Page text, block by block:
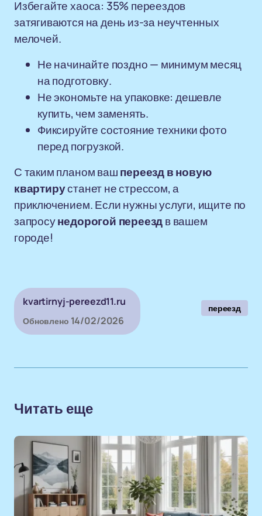
Избегайте хаоса: 35% переездов
затягиваются на день из-за неучтенных
мелочей.
Не начинайте поздно — минимум месяц
на подготовку.
Не экономьте на упаковке: дешевле
купить, чем заменять.
Фиксируйте состояние техники фото
перед погрузкой.
С таким планом вашпереезд в новую
квартирустанет не стрессом, а
приключением. Если нужны услуги, ищите по
запросунедорогой переездв вашем
городе!
kvartirnyj-pereezd11.ru
Обновлено 14/02/2026
переезд
Читать еще